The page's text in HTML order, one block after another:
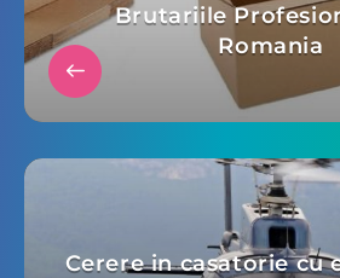
Brutariile
Romania
Cerere in casatorie cu